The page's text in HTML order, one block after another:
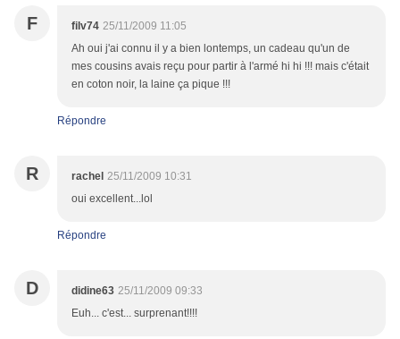
F filv74 25/11/2009 11:05
Ah oui j'ai connu il y a bien lontemps, un cadeau qu'un de
mes cousins avais reçu pour partir à l'armé hi hi !!! mais c'était
en coton noir, la laine ça pique !!!
Répondre
R rachel 25/11/2009 10:31
oui excellent...lol
Répondre
D didine63 25/11/2009 09:33
Euh... c'est... surprenant!!!!